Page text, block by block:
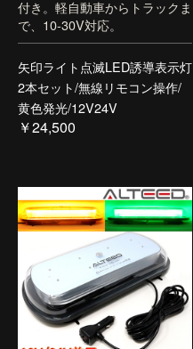
付き。軽自動車からトラックま
で、10-30V対応。
矢印ライト点滅LED誘導表示灯
2本セット/無線リモコン操作/
黄色発光/12V24V
￥24,500